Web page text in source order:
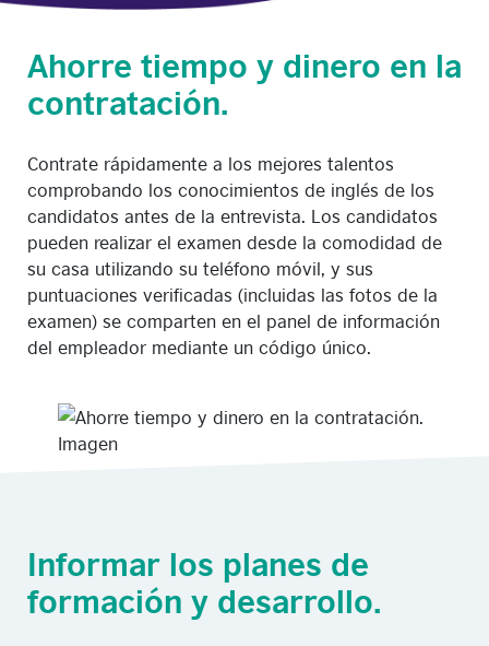
Ahorre tiempo y dinero en la
contratación.
Contrate rápidamente a los mejores talentos
comprobando los conocimientos de inglés de los
candidatos antes de la entrevista. Los candidatos
pueden realizar el examen desde la comodidad de
su casa utilizando su teléfono móvil, y sus
puntuaciones verificadas (incluidas las fotos de la
examen) se comparten en el panel de información
del empleador mediante un código único.
Informar los planes de
formación y desarrollo.